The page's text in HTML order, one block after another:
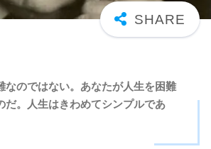
なのではない。あなたが人生を困難
だ。人生はきわめてシンプルであ